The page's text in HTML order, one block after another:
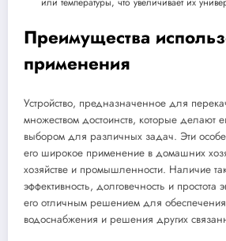
Преимущества
применения
Устройство, предназначенное для
множеством достоинств, которые делают
выбором для различных задач. Эти
его широкое применение в домашних
хозяйстве и промышленности. Наличие
эффективность, долговечность и простота
его отличным решением для обеспечения
водоснабжения и решения других